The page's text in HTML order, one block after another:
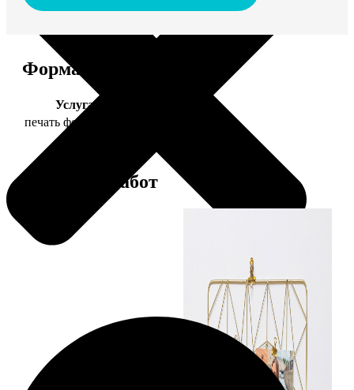
Форматы и цены
Услуга
печать фото 30х40
Примеры работ